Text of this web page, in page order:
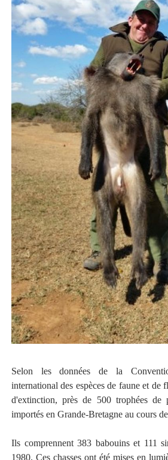
Selon les données de la
international des espèces de faune et de
d'extinction, près de 500 trophées de
importés en Grande-Bretagne au cours
Ils comprennent 383 babouins et 111
1980. Ces chasses ont été mises en